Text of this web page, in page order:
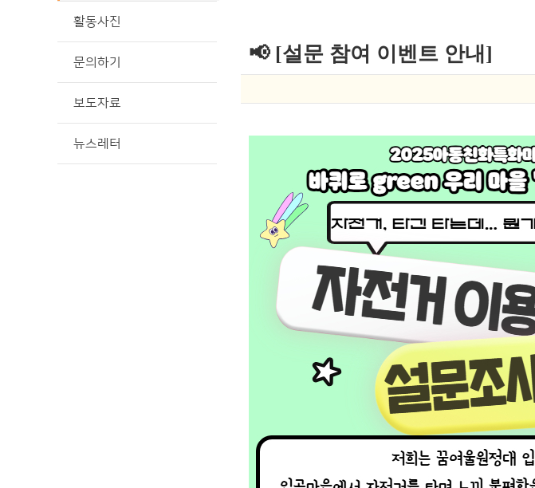
활동사진
문의하기
보도자료
뉴스레터
📢 [설문 참여 이벤트 안내]